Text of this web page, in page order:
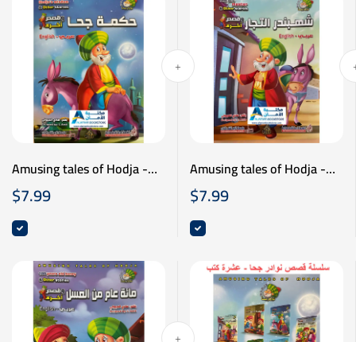
Amusing tales of Hodja -
نوادر جحا - حكمة جحا - عربي
انكليزي
$7.99
Amusing tales of Hodja -
نوادر جحا - شهبندر التجار -
عربي انكليزي
$7.99